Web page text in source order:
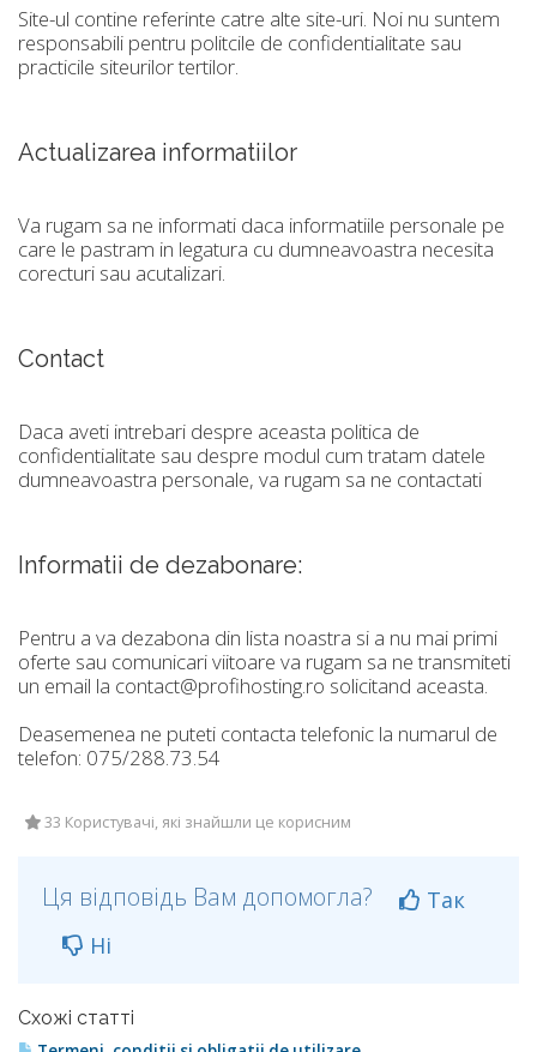
Site-ul contine referinte catre alte site-uri. Noi nu suntem
responsabili pentru politcile de confidentialitate sau
practicile siteurilor tertilor.
Actualizarea informatiilor
Va rugam sa ne informati daca informatiile personale pe
care le pastram in legatura cu dumneavoastra necesita
corecturi sau acutalizari.
Contact
Daca aveti intrebari despre aceasta politica de
confidentialitate sau despre modul cum tratam datele
dumneavoastra personale, va rugam sa ne contactati
Informatii de dezabonare:
Pentru a va dezabona din lista noastra si a nu mai primi
oferte sau comunicari viitoare va rugam sa ne transmiteti
un email la contact@profihosting.ro solicitand aceasta.
Deasemenea ne puteti contacta telefonic la numarul de
telefon: 075/288.73.54
33 Користувачі, які знайшли це корисним
Ця відповідь Вам допомогла?
Так
Ні
Схожі статті